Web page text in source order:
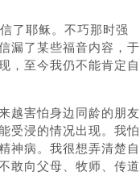
了耶稣。不巧那时强
漏了某些福音内容，于
，至今我仍不能肯定自
越害怕身边同龄的朋友
受浸的情况出现。我怕
神病。我很想弄清楚自
敢向父母、牧师、传道